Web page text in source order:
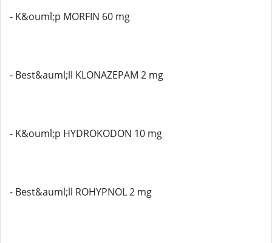
- K&ouml;p MORFIN 60 mg
- Best&auml;ll KLONAZEPAM 2 mg
- K&ouml;p HYDROKODON 10 mg
- Best&auml;ll ROHYPNOL 2 mg